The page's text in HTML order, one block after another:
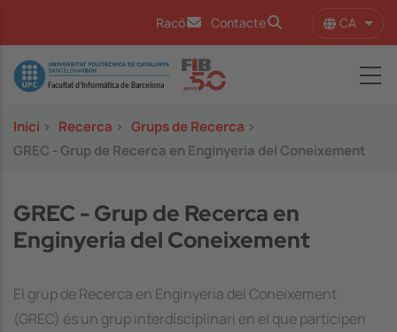
Racó Contacte CA
Image
Inici > Recerca > Grups de Recerca >
GREC - Grup de Recerca en Enginyeria del Coneixement
GREC - Grup de Recerca en
Enginyeria del Coneixement
El grup de Recerca en Enginyeria del Coneixement
(GREC) és un grup interdisciplinari en el que participen